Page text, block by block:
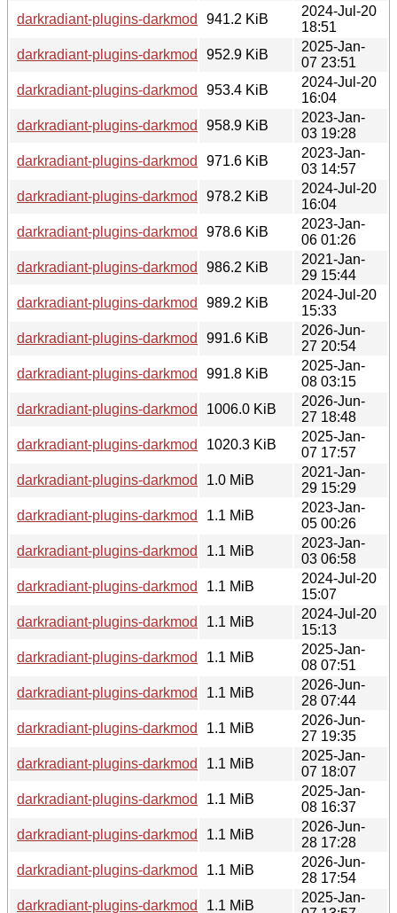
darkradiant-plugins-darkmod_3.9.0-
941.2 KiB
2024-Jul-20
18:51
darkradiant-plugins-darkmod_3.9.0-1+b2_armel.deb
952.9 KiB
2025-Jan-
07 23:51
darkradiant-plugins-darkmod_3.9.0-1~bpo12+1_armhf.deb
953.4 KiB
2024-Jul-20
16:04
darkradiant-plugins-darkmod_3.7.0-1+b3_armhf.deb
958.9 KiB
2023-Jan-
03 19:28
darkradiant-plugins-darkmod_3.7.0-1+b3_arm64.deb
971.6 KiB
2023-Jan-
03 14:57
darkradiant-plugins-darkmod_3.9.0-1~bpo12+1_arm64.deb
978.2 KiB
2024-Jul-20
16:04
darkradiant-plugins-darkmod_3.7.0-1+b3_s390x.deb
978.6 KiB
2023-Jan-
06 01:26
darkradiant-plugins-darkmod_2.11.0-1_amd64.deb
986.2 KiB
2021-Jan-
29 15:44
darkradiant-plugins-darkmod_3.9.0-1~bpo12+1_s390x.deb
989.2 KiB
2024-Jul-20
15:33
darkradiant-plugins-darkmod_3.9.0-1+b5_armhf.deb
991.6 KiB
2026-Jun-
27 20:54
darkradiant-plugins-darkmod_3.9.0-1+b2_armhf.deb
991.8 KiB
2025-Jan-
08 03:15
darkradiant-plugins-darkmod_3.9.0-1+b5_arm64.deb
1006.0 KiB
2026-Jun-
27 18:48
darkradiant-plugins-darkmod_3.9.0-1+b2_arm64.deb
1020.3 KiB
2025-Jan-
07 17:57
darkradiant-plugins-darkmod_2.11.0-1_i386.deb
1.0 MiB
2021-Jan-
29 15:29
darkradiant-plugins-darkmod_3.7.0-1+b3_ppc64el.deb
1.1 MiB
2023-Jan-
05 00:26
darkradiant-plugins-darkmod_3.7.0-1+b3_amd64.deb
1.1 MiB
2023-Jan-
03 06:58
darkradiant-plugins-darkmod_3.9.0-
1.1 MiB
2024-Jul-20
15:07
darkradiant-plugins-darkmod_3.9.0-1~bpo12+1_amd64.deb
1.1 MiB
2024-Jul-20
15:13
darkradiant-plugins-darkmod_3.9.0-1+b2_s390x.deb
1.1 MiB
2025-Jan-
08 07:51
darkradiant-plugins-darkmod_3.9.0-1+b5_s390x.deb
1.1 MiB
2026-Jun-
28 07:44
darkradiant-plugins-darkmod_3.9.0-1+b5_loong64.deb
1.1 MiB
2026-Jun-
27 19:35
darkradiant-plugins-darkmod_3.9.0-1+b2_ppc64el.deb
1.1 MiB
2025-Jan-
07 18:07
darkradiant-plugins-darkmod_3.9.0-1+b2_riscv64.deb
1.1 MiB
2025-Jan-
08 16:37
darkradiant-plugins-darkmod_3.9.0-1+b5_riscv64.deb
1.1 MiB
2026-Jun-
28 17:28
darkradiant-plugins-darkmod_3.9.0-1+b5_ppc64el.deb
1.1 MiB
2026-Jun-
28 17:54
darkradiant-plugins-darkmod_3.9.0-1+b2_amd64.deb
1.1 MiB
2025-Jan-